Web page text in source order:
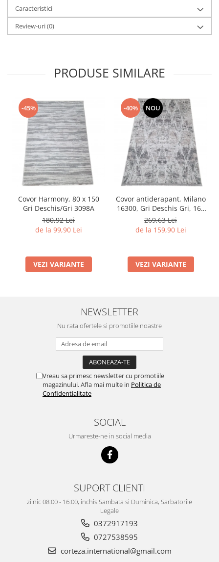
Caracteristici
Review-uri(0)
PRODUSE SIMILARE
-45%
Covor Harmony, 80 x 150
Gri Deschis/Gri 3098A
180,92 Lei
de la 99,90 Lei
VEZI VARIANTE
-40% NOU
Covor antiderapant, Milano
16300, Gri Deschis Gri, 160
x 230 cm, Grosime 4 mm
269,63 Lei
de la 159,90 Lei
VEZI VARIANTE
NEWSLETTER
Nu rata ofertele si promotiile noastre
Vreau sa primesc newsletter cu promotiile
magazinului. Afla mai multe in Politica de
Confidentialitate
SOCIAL
Urmareste-ne in social media
SUPORT CLIENTI
zilnic 08:00 - 16:00, inchis Sambata si Duminica, Sarbatorile
Legale
0372917193
0727538595
corteza.international@gmail.com